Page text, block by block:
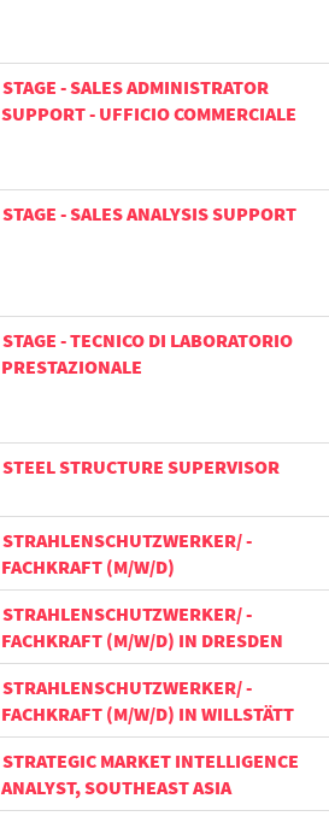
STAGE - SALES ADMINISTRATOR
SUPPORT - UFFICIO COMMERCIALE
STAGE - SALES ANALYSIS SUPPORT
STAGE - TECNICO DI LABORATORIO
PRESTAZIONALE
STEEL STRUCTURE SUPERVISOR
STRAHLENSCHUTZWERKER/ -
FACHKRAFT (M/W/D)
STRAHLENSCHUTZWERKER/ -
FACHKRAFT (M/W/D) IN DRESDEN
STRAHLENSCHUTZWERKER/ -
FACHKRAFT (M/W/D) IN WILLSTÄTT
STRATEGIC MARKET INTELLIGENCE
ANALYST, SOUTHEAST ASIA